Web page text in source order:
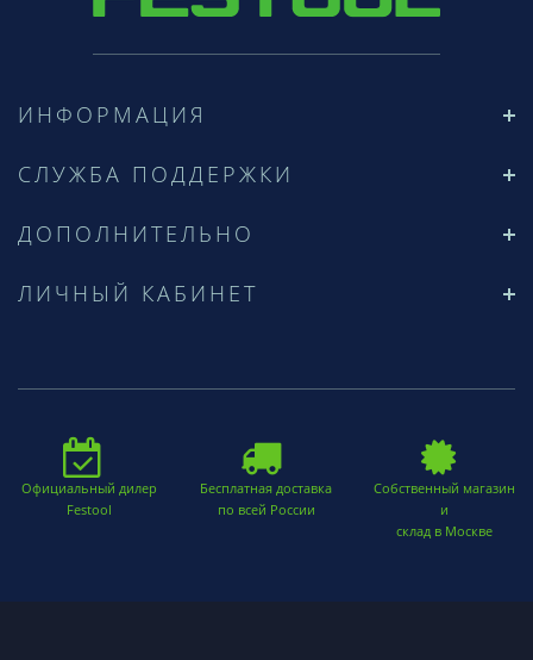
ИНФОРМАЦИЯ
СЛУЖБА ПОДДЕРЖКИ
ДОПОЛНИТЕЛЬНО
ЛИЧНЫЙ КАБИНЕТ
Официальный дилер
Festool
Бесплатная доставка
по всей России
Собственный магазин
и
склад в Москве